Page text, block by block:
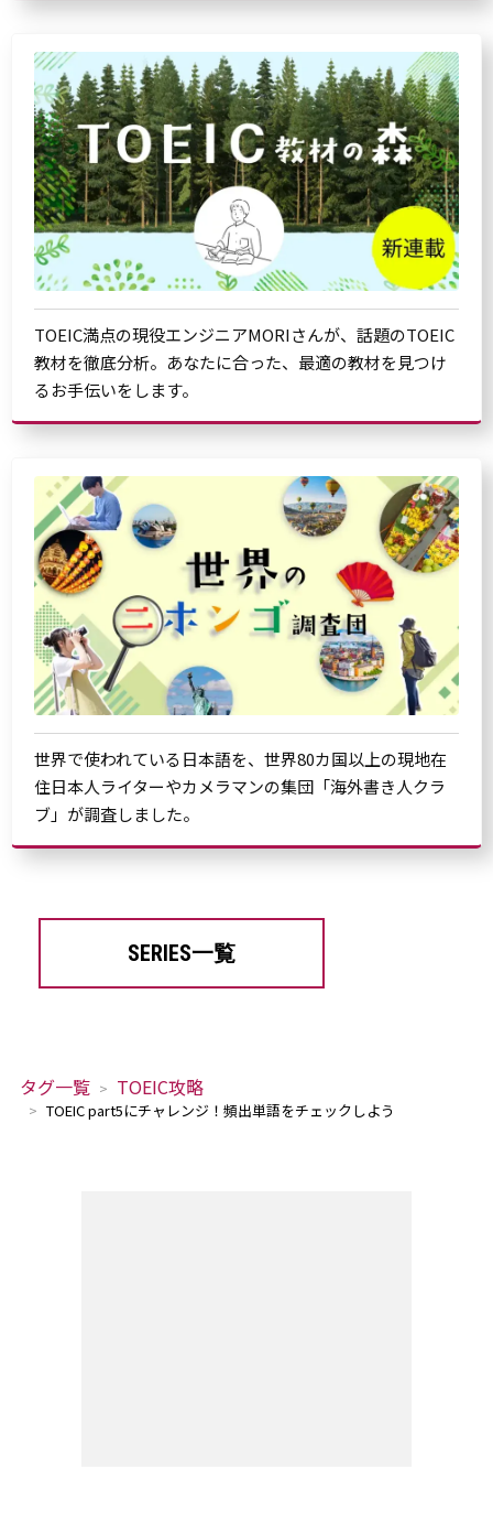
TOEIC満点の現役エンジニアMORIさんが、話題のTOEIC
教材を徹底分析。あなたに合った、最適の教材を見つけ
るお手伝いをします。
世界で使われている日本語を、世界80カ国以上の現地在
住日本人ライターやカメラマンの集団「海外書き人クラ
ブ」が調査しました。
SERIES一覧
タグ一覧 TOEIC攻略
TOEIC part5にチャレンジ！頻出単語をチェックしよう